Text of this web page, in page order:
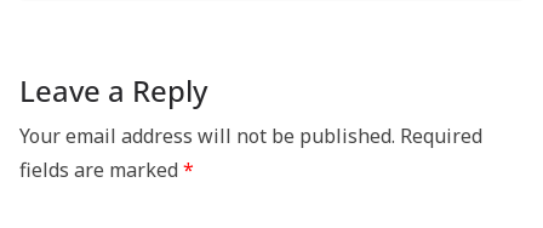
Leave a Reply
Your email address will not be published. Required
fields are marked*